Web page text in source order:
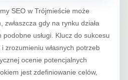
SEO w Trójmieście może
gdy na rynku działa
usługi. Klucz do sukcesu
zrozumieniu własnych potrzeb
ocenie potencjalnych
jest zdefiniowanie celów,